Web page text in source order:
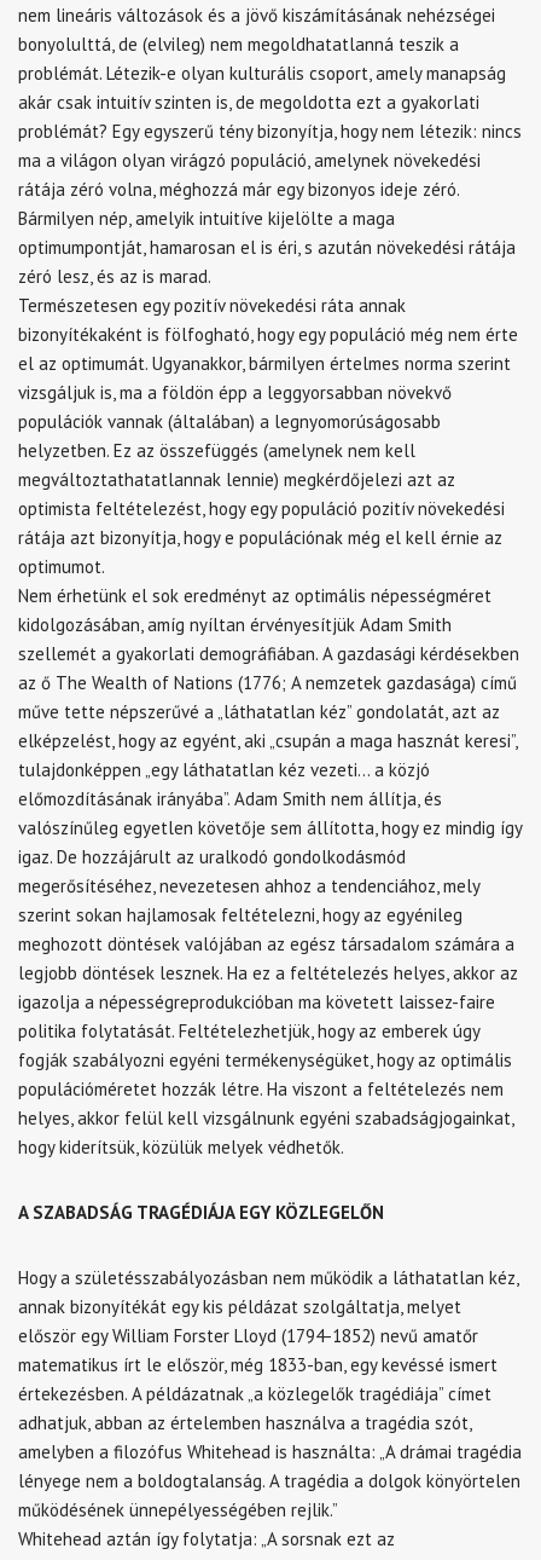
nem lineáris változások és a jövő kiszámításának nehézségei
bonyolulttá, de (elvileg) nem megoldhatatlanná teszik a
problémát. Létezik-e olyan kulturális csoport, amely manapság
akár csak intuitív szinten is, de megoldotta ezt a gyakorlati
problémát? Egy egyszerű tény bizonyítja, hogy nem létezik: nincs
ma a világon olyan virágzó populáció, amelynek növekedési
rátája zéró volna, méghozzá már egy bizonyos ideje zéró.
Bármilyen nép, amelyik intuitíve kijelölte a maga
optimumpontját, hamarosan el is éri, s azután növekedési rátája
zéró lesz, és az is marad.
Természetesen egy pozitív növekedési ráta annak
bizonyítékaként is fölfogható, hogy egy populáció még nem érte
el az optimumát. Ugyanakkor, bármilyen értelmes norma szerint
vizsgáljuk is, ma a földön épp a leggyorsabban növekvő
populációk vannak (általában) a legnyomorúságosabb
helyzetben. Ez az összefüggés (amelynek nem kell
megváltoztathatatlannak lennie) megkérdőjelezi azt az
optimista feltételezést, hogy egy populáció pozitív növekedési
rátája azt bizonyítja, hogy e populációnak még el kell érnie az
optimumot.
Nem érhetünk el sok eredményt az optimális népességméret
kidolgozásában, amíg nyíltan érvényesítjük Adam Smith
szellemét a gyakorlati demográfiában. A gazdasági kérdésekben
az ő The Wealth of Nations (1776; A nemzetek gazdasága) című
műve tette népszerűvé a „láthatatlan kéz” gondolatát, azt az
elképzelést, hogy az egyént, aki „csupán a maga hasznát keresi”,
tulajdonképpen „egy láthatatlan kéz vezeti… a közjó
előmozdításának irányába”. Adam Smith nem állítja, és
valószínűleg egyetlen követője sem állította, hogy ez mindig így
igaz. De hozzájárult az uralkodó gondolkodásmód
megerősítéséhez, nevezetesen ahhoz a tendenciához, mely
szerint sokan hajlamosak feltételezni, hogy az egyénileg
meghozott döntések valójában az egész társadalom számára a
legjobb döntések lesznek. Ha ez a feltételezés helyes, akkor az
igazolja a népességreprodukcióban ma követett laissez-faire
politika folytatását. Feltételezhetjük, hogy az emberek úgy
fogják szabályozni egyéni termékenységüket, hogy az optimális
populációméretet hozzák létre. Ha viszont a feltételezés nem
helyes, akkor felül kell vizsgálnunk egyéni szabadságjogainkat,
hogy kiderítsük, közülük melyek védhetők.
A SZABADSÁG TRAGÉDIÁJA EGY KÖZLEGELŐN
Hogy a születésszabályozásban nem működik a láthatatlan kéz,
annak bizonyítékát egy kis példázat szolgáltatja, melyet
először egy William Forster Lloyd (1794-1852) nevű amatőr
matematikus írt le először, még 1833-ban, egy kevéssé ismert
értekezésben. A példázatnak „a közlegelők tragédiája” címet
adhatjuk, abban az értelemben használva a tragédia szót,
amelyben a filozófus Whitehead is használta: „A drámai tragédia
lényege nem a boldogtalanság. A tragédia a dolgok könyörtelen
működésének ünnepélyességében rejlik.”
Whitehead aztán így folytatja: „A sorsnak ezt az